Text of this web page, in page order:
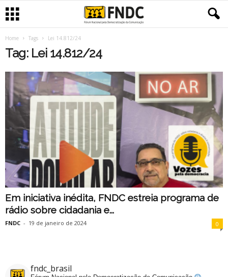
Home Tags Lei 14.812/24
Tag: Lei 14.812/24
Em iniciativa inédita, FNDC estreia programa de
rádio sobre cidadania e...
FNDC - 19 de janeiro de 2024 0
fndc_brasil